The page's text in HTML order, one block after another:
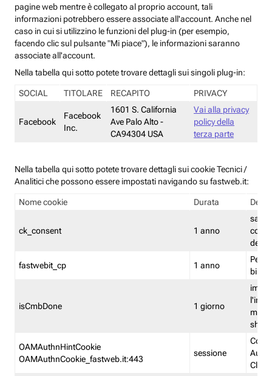
pagine web mentre è collegato al proprio account, tali
informazioni potrebbero essere associate all'account. Anche nel
caso in cui si utilizzino le funzioni del plug-in (per esempio,
facendo clic sul pulsante "Mi piace"), le informazioni saranno
associate all'account.
Nella tabella qui sotto potete trovare dettagli sui singoli plug-in:
SOCIAL TITOLARE RECAPITO PRIVACY
Facebook
Facebook
Inc.
1601 S. California
Ave Palo Alto -
CA94304 USA
Vai alla privacy
policy della
terza parte
Nella tabella qui sotto potete trovare dettagli sui cookie Tecnici /
Analitici che possono essere impostati navigando su fastweb.it:
Nome cookie Durata
ck_consent 1 anno
salva
dei
fastwebit_cp 1 anno
isCmbDone 1 giorno
shp
OAMAuthnHintCookie
OAMAuthnCookie_fastweb.it:443
sessione